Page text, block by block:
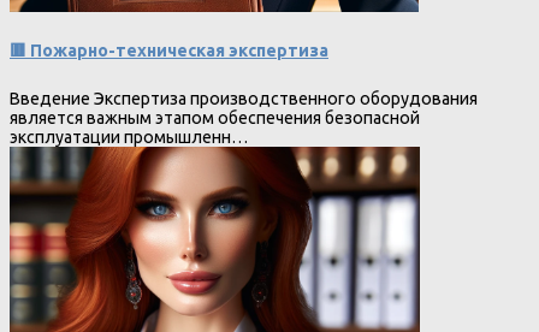
🟥 Пожарно-техническая экспертиза
Введение Экспертиза производственного оборудования
является важным этапом обеспечения безопасной
эксплуатации промышленн…